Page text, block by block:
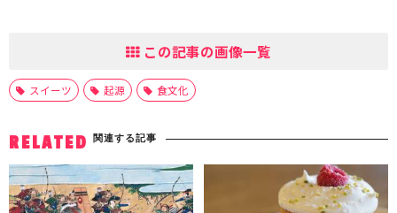
この記事の画像一覧
スイーツ 起源 食文化
RELATED 関連する記事